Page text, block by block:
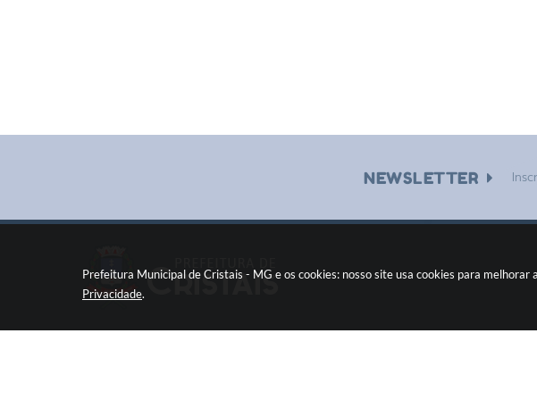
Prefeitura Municipal de Cristais - MG e os cookies: nosso site usa cookies para
Privacidade.
NEWSLETTER